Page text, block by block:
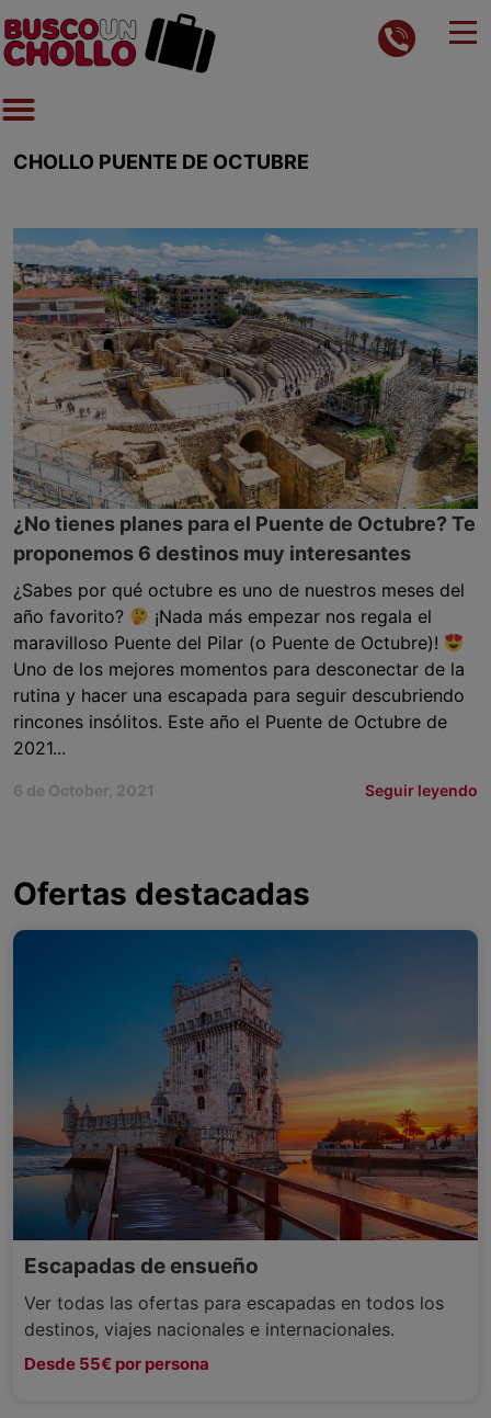
CHOLLO PUENTE DE OCTUBRE
¿No tienes planes para el Puente de Octubre? Te
proponemos 6 destinos muy interesantes
¿Sabes por qué octubre es uno de nuestros meses del
año favorito?
¡Nada más empezar nos regala el
maravilloso Puente del Pilar (o Puente de Octubre)!
Uno de los mejores momentos para desconectar de la
rutina y hacer una escapada para seguir descubriendo
rincones insólitos. Este año el Puente de Octubre de
2021...
6 de October, 2021 Seguir leyendo
Ofertas destacadas
Escapadas de ensueño
Ver todas las ofertas para escapadas en todos los
destinos, viajes nacionales e internacionales.
Desde 55€ por persona